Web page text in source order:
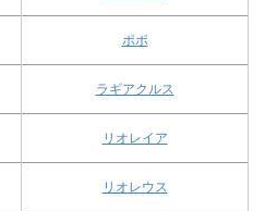
ポポ
ラギアクルス
リオレイア
リオレウス